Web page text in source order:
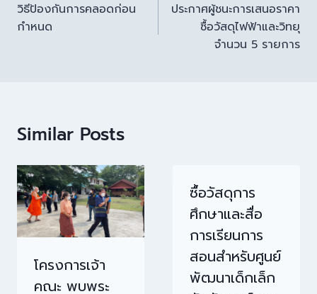
วิธีป้องกันการคลอดก่อน
กำหนด
ประกาศผู้ชนะการเสนอราคา
ซื้อวัสดุไฟฟ้าและวิทยุ
จำนวน 5 รายการ
Similar Posts
โครงการเจ้า
คณะ พบพระ
ซื้อวัสดุการ
ศึกษาและสื่อ
การเรียนการ
สอนสำหรับศูนย์
พัฒนาเด็กเล็ก